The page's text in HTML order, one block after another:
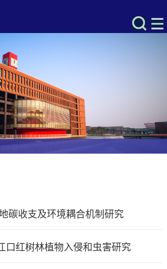
碳收支及环境耦合机制研究
口红树林植物入侵和虫害研究